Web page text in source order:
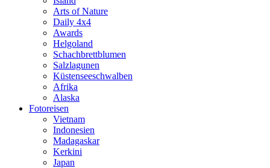
Arts of Nature
Daily 4x4
Awards
Helgoland
Schachbrettblumen
Salzlagunen
Küstenseeschwalben
Afrika
Alaska
Fotoreisen
Vietnam
Indonesien
Madagaskar
Kerkini
Japan